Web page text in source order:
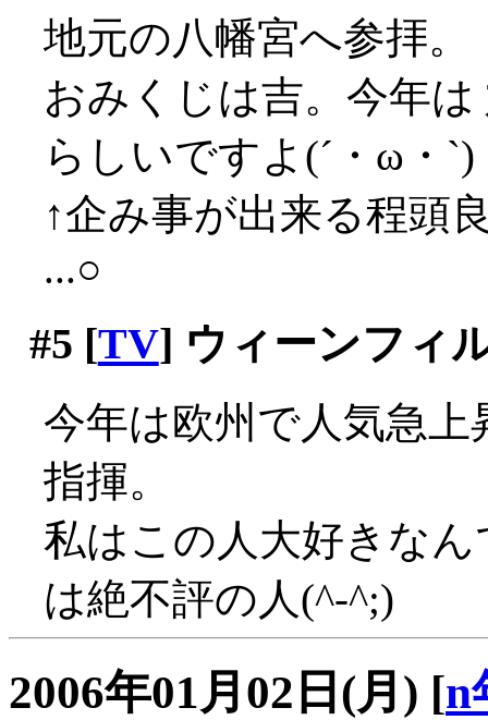
地元の八幡宮へ参拝。
おみくじは吉。今年は
らしいですよ(´・ω・`)
↑企み事が出来る程頭
...○
#5 [TV] ウィーンフィ
今年は欧州で人気急
指揮。
私はこの人大好きな
は絶不評の人(^-^;)
2006年01月02日(月) [n